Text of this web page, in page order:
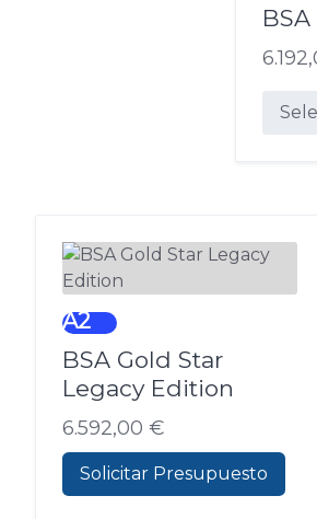
página
de
A2
BSA Gold Star
Legacy Edition
6.592,00 €
Solicitar Presupuesto